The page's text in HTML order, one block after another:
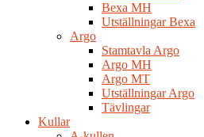
Bexa MH
Utställningar Bexa
Argo
Stamtavla Argo
Argo MH
Argo MT
Utställningar Argo
Tävlingar
Kullar